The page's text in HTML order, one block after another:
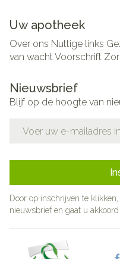
Uw apotheek
Over ons Nuttige links
van wachtVoorschrift
Nieuwsbrief
Blijf op de hoogte van
Door op inschrijven te
nieuwsbrief en gaat u